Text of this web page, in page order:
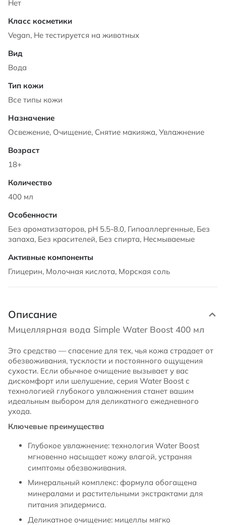
Нет
Vegan, Не тестируется на животных
Вода
Все типы кожи
Освежение, Очищение, Снятие макияжа, Увлажнение
18+
400 мл
Без ароматизаторов, pH 5.5-8.0, Гипоаллергенные, Без
запаха, Без красителей, Без спирта, Несмываемые
Глицерин, Молочная кислота, Морская соль
Описание
Мицеллярная вода Simple Water Boost 400 мл
Это средство — спасение для тех, чья кожа страдает от
обезвоживания, тусклости и постоянного ощущения
сухости. Если обычное очищение вызывает у вас
дискомфорт или шелушение, серия Water Boost с
технологией глубокого увлажнения станет вашим
идеальным выбором для деликатного ежедневного
ухода.
Ключевые преимущества
Глубокое увлажнение: технология Water Boost
мгновенно насыщает кожу влагой, устраняя
симптомы обезвоживания.
Минеральный комплекс: формула обогащена
минералами и растительными экстрактами для
питания эпидермиса.
Деликатное очищение: мицеллы мягко